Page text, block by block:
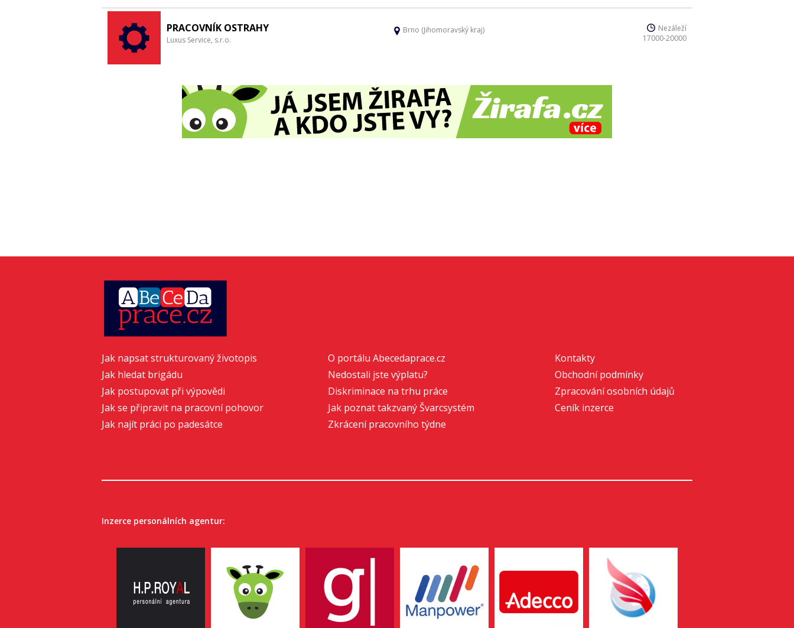
PRACOVNÍK OSTRAHY
Luxus Service, s.r.o.
Brno (Jihomoravský kraj)
Nezáleží
17000-20000
Jak napsat strukturovaný životopis
Jak hledat brigádu
Jak postupovat při výpovědi
Jak se připravit na pracovní pohovor
Jak najít práci po padesátce
O portálu Abecedaprace.cz
Nedostali jste výplatu?
Diskriminace na trhu práce
Jak poznat takzvaný Švarcsystém
Zkrácení pracovního týdne
Kontakty
Obchodní podmínky
Zpracování osobních údajů
Ceník inzerce
Inzerce personálních agentur: